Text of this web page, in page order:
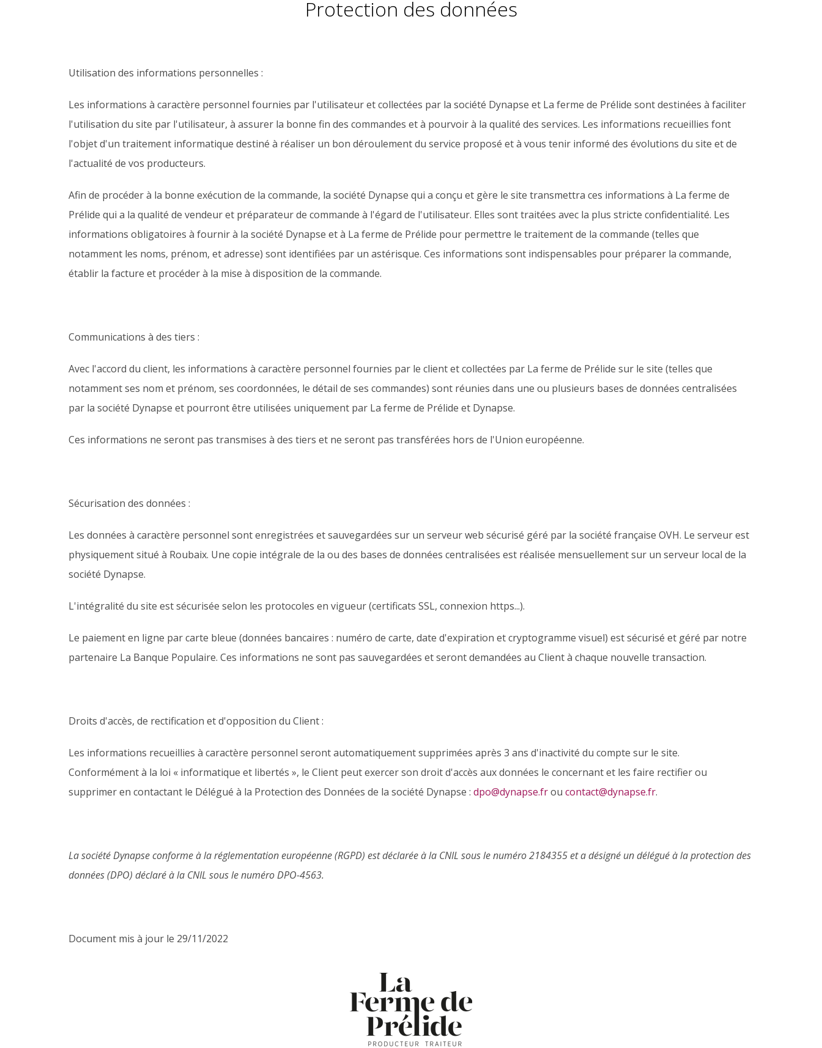
Protection des données
Utilisation des informations personnelles :
Les informations à caractère personnel fournies par l'utilisateur et collectées par la société Dynapse et La ferme de Prélide sont destinées à faciliter
l'utilisation du site par l'utilisateur, à assurer la bonne fin des commandes et à pourvoir à la qualité des services. Les informations recueillies font
l'objet d'un traitement informatique destiné à réaliser un bon déroulement du service proposé et à vous tenir informé des évolutions du site et de
l'actualité de vos producteurs.
Afin de procéder à la bonne exécution de la commande, la société Dynapse qui a conçu et gère le site transmettra ces informations à La ferme de
Prélide qui a la qualité de vendeur et préparateur de commande à l'égard de l'utilisateur. Elles sont traitées avec la plus stricte confidentialité. Les
informations obligatoires à fournir à la société Dynapse et à La ferme de Prélide pour permettre le traitement de la commande (telles que
notamment les noms, prénom, et adresse) sont identifiées par un astérisque. Ces informations sont indispensables pour préparer la commande,
établir la facture et procéder à la mise à disposition de la commande.
Communications à des tiers :
Avec l'accord du client, les informations à caractère personnel fournies par le client et collectées par La ferme de Prélide sur le site (telles que
notamment ses nom et prénom, ses coordonnées, le détail de ses commandes) sont réunies dans une ou plusieurs bases de données centralisées
par la société Dynapse et pourront être utilisées uniquement par La ferme de Prélide et Dynapse.
Ces informations ne seront pas transmises à des tiers et ne seront pas transférées hors de l'Union européenne.
Sécurisation des données :
Les données à caractère personnel sont enregistrées et sauvegardées sur un serveur web sécurisé géré par la société française OVH. Le serveur est
physiquement situé à Roubaix. Une copie intégrale de la ou des bases de données centralisées est réalisée mensuellement sur un serveur local de la
société Dynapse.
L'intégralité du site est sécurisée selon les protocoles en vigueur (certificats SSL, connexion https...).
Le paiement en ligne par carte bleue (données bancaires : numéro de carte, date d'expiration et cryptogramme visuel) est sécurisé et géré par notre
partenaire La Banque Populaire. Ces informations ne sont pas sauvegardées et seront demandées au Client à chaque nouvelle transaction.
Droits d'accès, de rectification et d'opposition du Client :
Les informations recueillies à caractère personnel seront automatiquement supprimées après 3 ans d'inactivité du compte sur le site.
Conformément à la loi « informatique et libertés », le Client peut exercer son droit d'accès aux données le concernant et les faire rectifier ou
supprimer en contactant le Délégué à la Protection des Données de la société Dynapse : dpo@dynapse.frou contact@dynapse.fr.
La société Dynapse conforme à la réglementation européenne (RGPD) est déclarée à la CNIL sous le numéro 2184355 et a désigné un délégué à la protection des
données (DPO) déclaré à la CNIL sous le numéro DPO-4563.
Document mis à jour le 29/11/2022